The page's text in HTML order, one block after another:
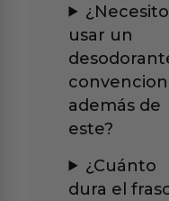
¿Necesito
usar un
además de
este?
¿Cuánto
dura el